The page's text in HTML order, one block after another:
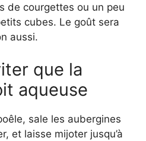
de courgettes ou un peu
cubes. Le goût sera
aussi.
que la
aqueuse
sale les aubergines
et laisse mijoter jusqu’à